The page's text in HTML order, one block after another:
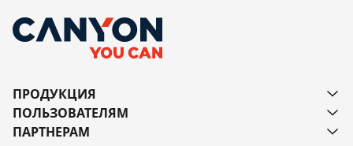
ПРОДУКЦИЯ
ПОЛЬЗОВАТЕЛЯМ
ПАРТНЕРАМ